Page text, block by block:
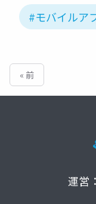
#モバイルア
« 前
運営